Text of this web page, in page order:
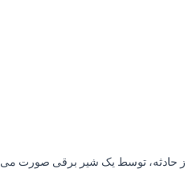
حادثه، توسط یک شیر برقی صورت